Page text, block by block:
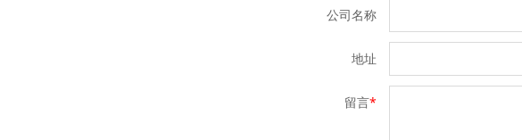
公司名称
地址
留言*